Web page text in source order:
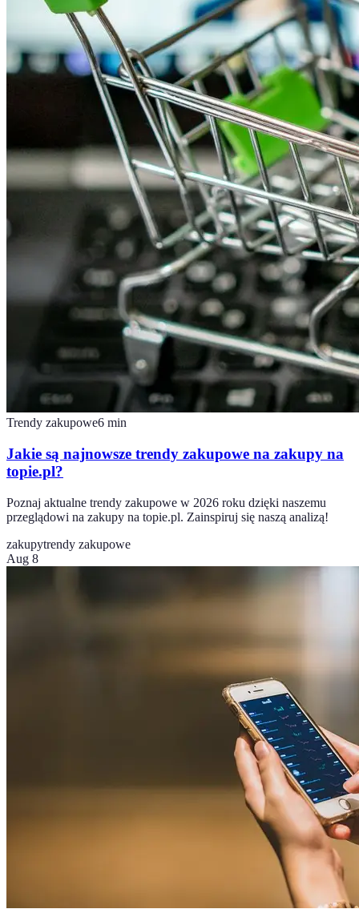
Trendy zakupowe6 min
Jakie są najnowsze trendy zakupowe na zakupy na
topie.pl?
Poznaj aktualne trendy zakupowe w 2026 roku dzięki naszemu
przeglądowi na zakupy na topie.pl. Zainspiruj się naszą analizą!
zakupytrendy zakupowe
Aug 8